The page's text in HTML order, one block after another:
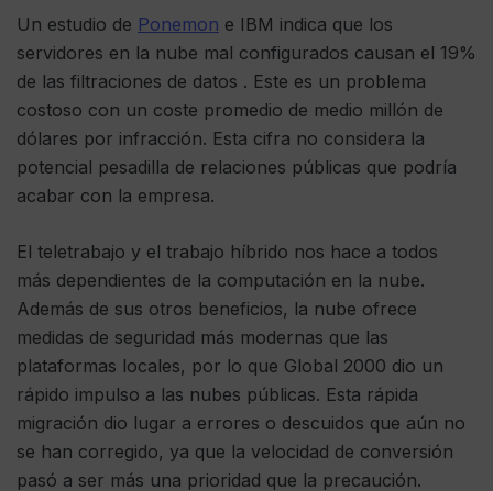
Un estudio de Ponemon e IBM indica que los
servidores en la nube mal configurados causan el 19%
de las filtraciones de datos . Este es un problema
costoso con un coste promedio de medio millón de
dólares por infracción. Esta cifra no considera la
potencial pesadilla de relaciones públicas que podría
acabar con la empresa.
El teletrabajo y el trabajo híbrido nos hace a todos
más dependientes de la computación en la nube.
Además de sus otros beneficios, la nube ofrece
medidas de seguridad más modernas que las
plataformas locales, por lo que Global 2000 dio un
rápido impulso a las nubes públicas. Esta rápida
migración dio lugar a errores o descuidos que aún no
se han corregido, ya que la velocidad de conversión
pasó a ser más una prioridad que la precaución.